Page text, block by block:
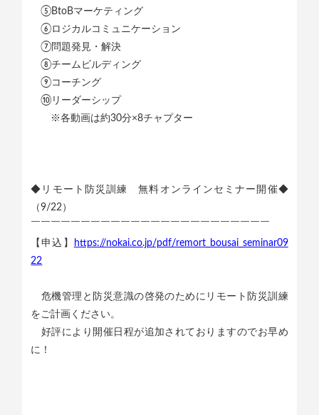
⑤BtoBマーケティング
⑥ロジカルコミュニケーション
⑦問題発見・解決
⑧チームビルディング
⑨コーチング
⑩リーダーシップ
※各動画は約30分×8チャプター
◆リモート防災訓練 無料オンラインセミナー開催◆
（9/22）
￣￣￣￣￣￣￣￣￣￣￣￣￣￣￣￣￣￣￣￣￣￣￣￣
【申込】
https://nokai.co.jp/pdf/remort_bousai_seminar09
22
危機管理と防災意識の啓発のためにリモート防災訓練
をご計画ください。
好評により開催日程が追加されておりますのでお早め
に！